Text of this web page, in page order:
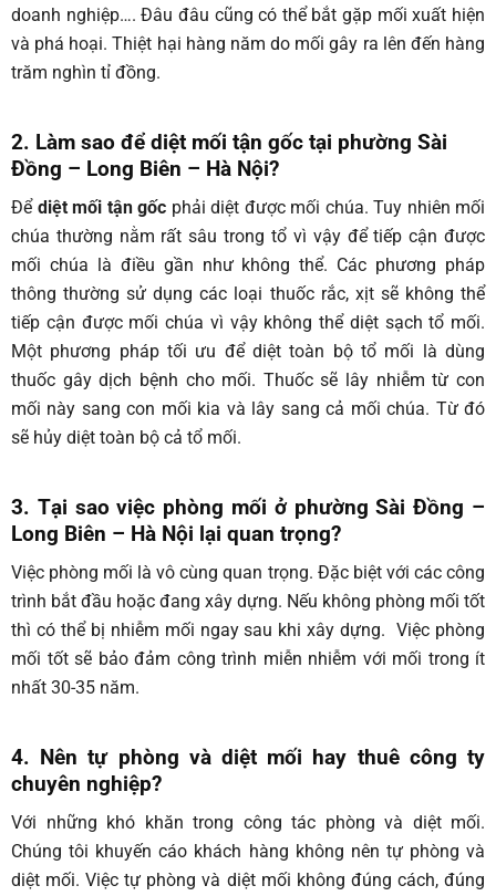
doanh nghiệp…. Đâu đâu cũng có thể bắt gặp mối xuất hiện
và phá hoại. Thiệt hại hàng năm do mối gây ra lên đến hàng
trăm nghìn tỉ đồng.
2. Làm sao để diệt mối tận gốc tại phường Sài
Đồng – Long Biên – Hà Nội?
Để diệt mối tận gốc phải diệt được mối chúa. Tuy nhiên mối
chúa thường nằm rất sâu trong tổ vì vậy để tiếp cận được
mối chúa là điều gần như không thể. Các phương pháp
thông thường sử dụng các loại thuốc rắc, xịt sẽ không thể
tiếp cận được mối chúa vì vậy không thể diệt sạch tổ mối.
Một phương pháp tối ưu để diệt toàn bộ tổ mối là dùng
thuốc gây dịch bệnh cho mối. Thuốc sẽ lây nhiễm từ con
mối này sang con mối kia và lây sang cả mối chúa. Từ đó
sẽ hủy diệt toàn bộ cả tổ mối.
3. Tại sao việc phòng mối ở phường Sài Đồng –
Long Biên – Hà Nội lại quan trọng?
Việc phòng mối là vô cùng quan trọng. Đặc biệt với các công
trình bắt đầu hoặc đang xây dựng. Nếu không phòng mối tốt
thì có thể bị nhiễm mối ngay sau khi xây dựng. Việc phòng
mối tốt sẽ bảo đảm công trình miễn nhiễm với mối trong ít
nhất 30-35 năm.
4. Nên tự phòng và diệt mối hay thuê công ty
chuyên nghiệp?
Với những khó khăn trong công tác phòng và diệt mối.
Chúng tôi khuyến cáo khách hàng không nên tự phòng và
diệt mối. Việc tự phòng và diệt mối không đúng cách, đúng